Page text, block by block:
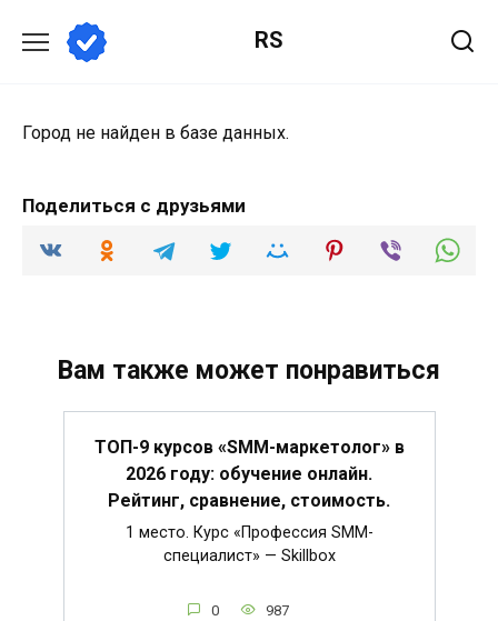
содержанию
RS
Город не найден в базе данных.
Поделиться с друзьями
Вам также может понравиться
ТОП-9 курсов «SMM-маркетолог» в
2026 году: обучение онлайн.
Рейтинг, сравнение, стоимость.
1 место. Курс «Профессия SMM-
специалист» — Skillbox
0 987